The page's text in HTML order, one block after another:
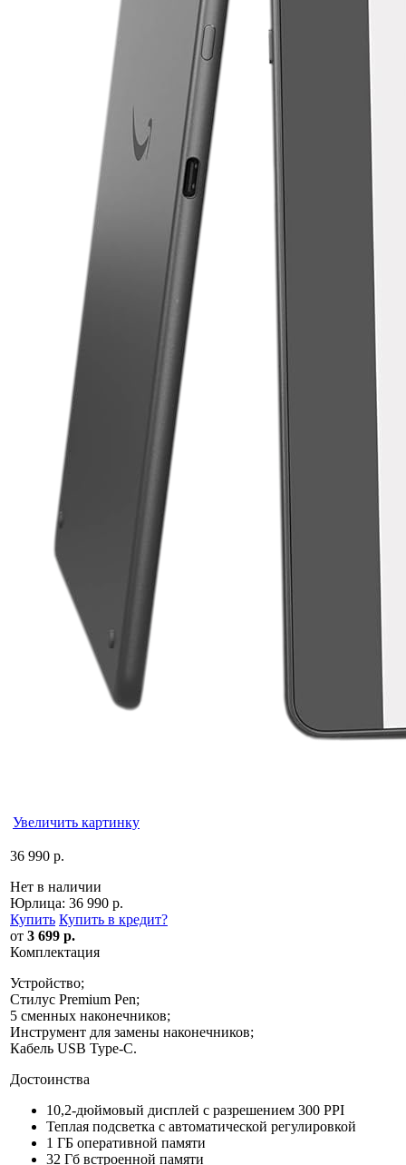
Увеличить картинку
36 990 р.
Нет в наличии
Юрлица: 36 990 р.
Купить Купить в кредит?
от 3 699 р.
Комплектация
Устройство;
Стилус Premium Pen;
5 сменных наконечников;
Инструмент для замены наконечников;
Кабель USB Type-C.
Достоинства
10,2-дюймовый дисплей с разрешением 300 PPI
Теплая подсветка с автоматической регулировкой
1 ГБ оперативной памяти
32 Гб встроенной памяти